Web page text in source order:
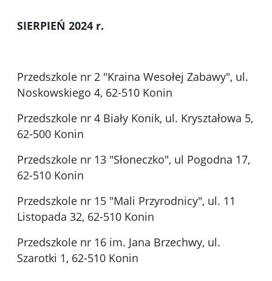
SIERPIEŃ 2024 r.
Przedszkole nr 2 "Kraina Wesołej Zabawy", ul.
Noskowskiego 4, 62-510 Konin
Przedszkole nr 4 Biały Konik, ul. Kryształowa 5,
62-500 Konin
Przedszkole nr 13 "Słoneczko", ul Pogodna 17,
62-510 Konin
Przedszkole nr 15 "Mali Przyrodnicy", ul. 11
Listopada 32, 62-510 Konin
Przedszkole nr 16 im. Jana Brzechwy, ul.
Szarotki 1, 62-510 Konin